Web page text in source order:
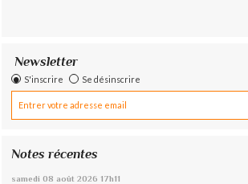
Newsletter
S'inscrire Se désinscrire
Notes récentes
samedi 08 août 2026 17h11